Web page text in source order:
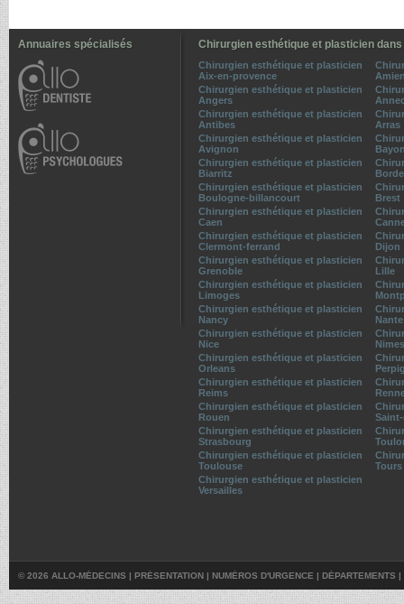
Annuaires spécialisés Chirurgien esthétique et plasticien
Chirurgien esthétique et plasticien
Aix-en-provence
Chirurgien esthétique et plasticien
Angers
Chirurgien esthétique et plasticien
Antibes
Arras
Chirurgien esthétique et plasticien
Avignon
Chirurgien esthétique et plasticien
Biarritz
Chirurgien esthétique et plasticien
Boulogne-billancourt
Brest
Chirurgien esthétique et plasticien
Caen
Chirurgien esthétique et plasticien
Clermont-ferrand
Dijon
Chirurgien esthétique et plasticien
Grenoble
Lille
Chirurgien esthétique et plasticien
Limoges
Chirurgien esthétique et plasticien
Nancy
Chirurgien esthétique et plasticien
Nice
Nimes
Chirurgien esthétique et plasticien
Orleans
Chirurgien esthétique et plasticien
Reims
Chirurgien esthétique et plasticien
Rouen
Chirurgien esthétique et plasticien
Strasbourg
Chirurgien esthétique et plasticien
Toulouse
Tours
Chirurgien esthétique et plasticien
Versailles
© 2026 ALLO-MÉDECINS | PRÉSENTATION | NUMÉROS D'URGENCE | DÉPARTEMENTS |